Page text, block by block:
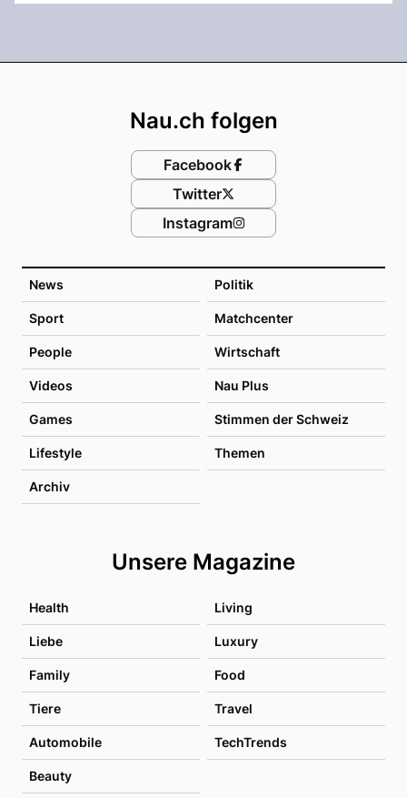
News Politik
Sport Matchcenter
People Wirtschaft
Videos Nau Plus
Games Stimmen der Schweiz
Lifestyle Themen
Archiv
Unsere Magazine
Health Living
Liebe Luxury
Family Food
Tiere Travel
Automobile TechTrends
Beauty
Nau.ch folgen
Facebook
Twitter
Instagram